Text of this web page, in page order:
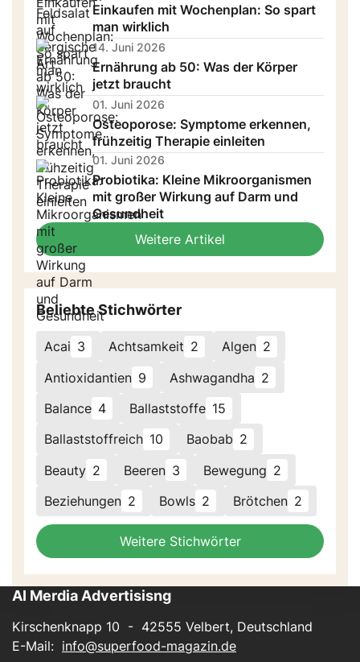
Einkaufen mit Wochenplan: So spart
man wirklich
14. Juni 2026
Ernährung ab 50: Was der Körper
jetzt braucht
01. Juni 2026
Osteoporose: Symptome erkennen,
frühzeitig Therapie einleiten
01. Juni 2026
Probiotika: Kleine Mikroorganismen
mit großer Wirkung auf Darm und
Gesundheit
Weitere Artikel
Beliebte Stichwörter
Acai 3 Achtsamkeit 2 Algen 2
Antioxidantien 9 Ashwagandha 2
Balance 4 Ballaststoffe 15
Ballaststoffreich 10 Baobab 2
Beauty 2 Beeren 3 Bewegung 2
Beziehungen 2 Bowls 2 Brötchen 2
Weitere Stichwörter
AI Merdia Advertisisng
Kirschenknapp 10 - 42555 Velbert, Deutschland
E-Mail: info@superfood-magazin.de